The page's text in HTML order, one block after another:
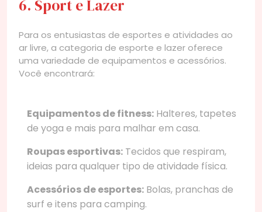
6. Sport e Lazer
Para os entusiastas de esportes e atividades ao
ar livre, a categoria de esporte e lazer oferece
uma variedade de equipamentos e acessórios.
Você encontrará:
Equipamentos de fitness: Halteres, tapetes
de yoga e mais para malhar em casa.
Roupas esportivas: Tecidos que respiram,
ideias para qualquer tipo de atividade física.
Acessórios de esportes: Bolas, pranchas de
surf e itens para camping.